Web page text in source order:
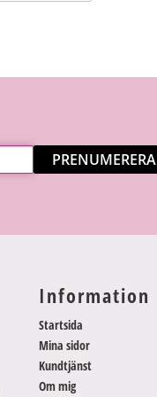
PRENUMERERA
Information
Startsida
Mina sidor
Kundtjänst
Om mig